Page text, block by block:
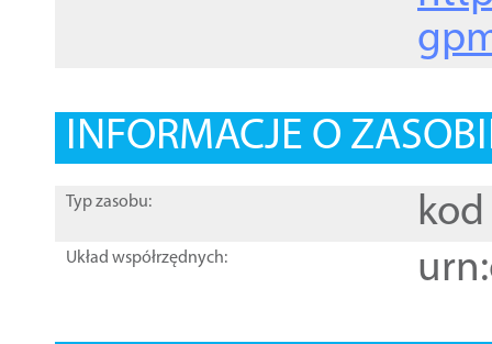
INFORMACJE O
Typ zasobu: kod
Układ współrzędnych: